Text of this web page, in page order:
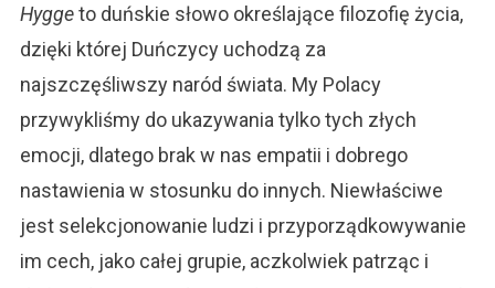
Czyli
Nam
Brak
Hyggeto duńskie słowo określające filozofię życia,
dzięki której Duńczycy uchodzą za
najszczęśliwszy naród świata. My Polacy
przywykliśmy do ukazywania tylko tych złych
emocji, dlatego brak w nas empatii i dobrego
nastawienia w stosunku do innych. Niewłaściwe
jest selekcjonowanie ludzi i przyporządkowywanie
im cech, jako całej grupie, aczkolwiek patrząc i